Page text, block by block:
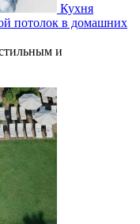
Кухня
потолок в домашних
и